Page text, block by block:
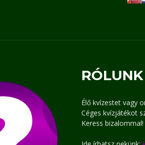
RÓLUNK
Élő kvízestet vagy
Céges kvízjátékot
Keress bizalommal!